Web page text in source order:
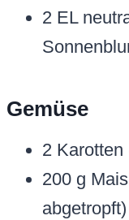
2 EL
Gemüse
2 Karotten
200 g
abgetropft)